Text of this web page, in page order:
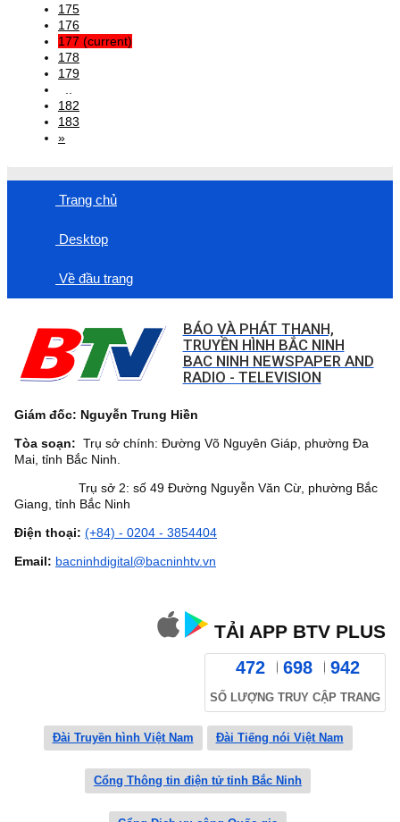
175
176
177 (current)
178
179
182
183
»
Trang chủ
Desktop
Về đầu trang
BÁO VÀ PHÁT THANH,
TRUYỀN HÌNH BẮC NINH
BAC NINH NEWSPAPER AND
RADIO - TELEVISION
Giám đốc: Nguyễn Trung Hiền
Tòa soạn: Trụ sở chính: Đường Võ Nguyên Giáp, phường Đa
Mai, tỉnh Bắc Ninh.
Trụ sở 2: số 49 Đường Nguyễn Văn Cừ, phường Bắc
Giang, tỉnh Bắc Ninh
Điện thoại: (+84) - 0204 - 3854404
Email: bacninhdigital@bacninhtv.vn
TẢI APP BTV PLUS
472 698 942
SỐ LƯỢNG TRUY CẬP TRANG
Đài Truyền hình Việt Nam Đài Tiếng nói Việt Nam
Cổng Thông tin điện tử tỉnh Bắc Ninh